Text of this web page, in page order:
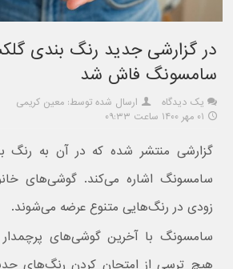
سامسونگ فاش شد
یک دیدگاه
ارسال شده توسط: معین کریمی
۰۱ مهر ۱۴۰۰ ساعت ۰۹:۳۳
زودی در رنگ‌هایی متنوع عرضه می‌شوند.
سامسونگ با آخرین گوشی‌های
هیچ ترسی از امتحان کردن رنگ‌های